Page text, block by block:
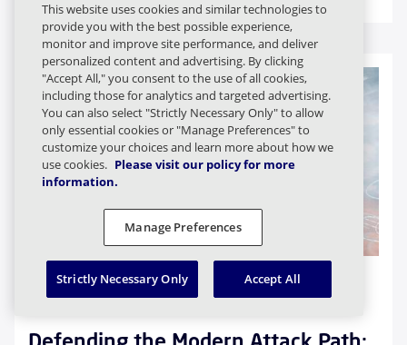
Email & Collaboration Threat
Protection
This website uses cookies and similar technologies to
provide you with the best possible experience,
monitor and improve site performance, and deliver
personalized content and advertising. By clicking
"Accept All," you consent to the use of all cookies,
including those for analytics and targeted advertising.
You can also select "Strictly Necessary Only" to allow
only essential cookies or "Manage Preferences" to
customize your choices and learn more about how we
use cookies. Please visit our policy for more
information.
Manage Preferences
Strictly Necessary Only Accept All